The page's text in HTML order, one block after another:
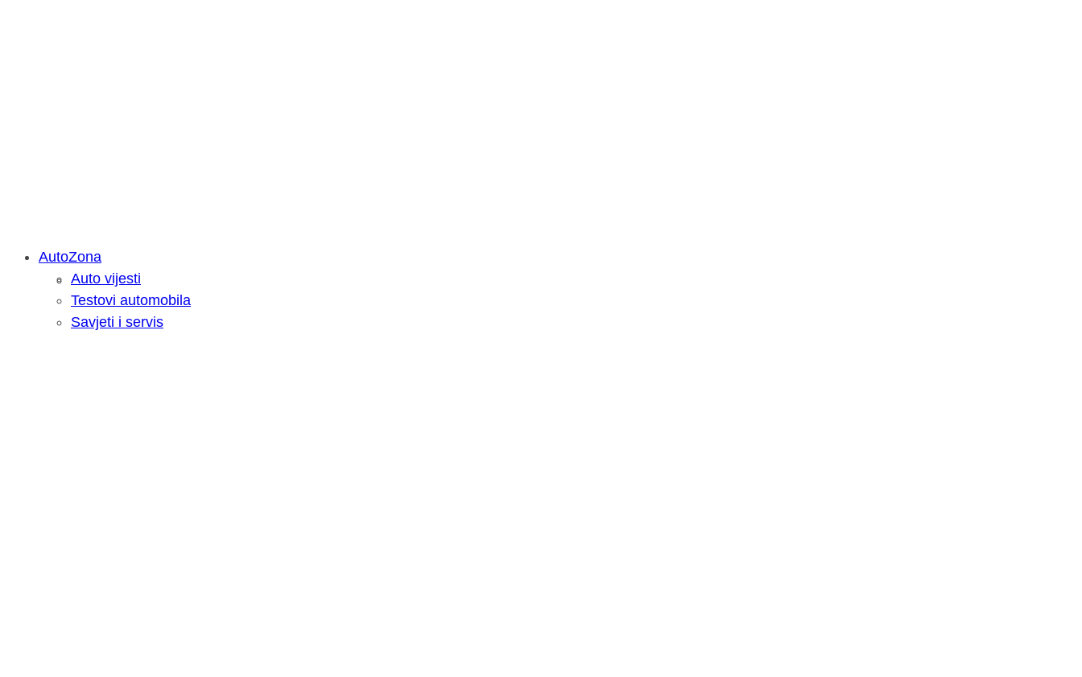
Savjetujemo: Što učiniti kada vaš iPad treba servis? Alpha servis nudi rješenja
AutoZona
Auto vijesti
Testovi automobila
Savjeti i servis